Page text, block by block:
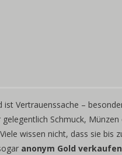
ist Vertrauenssache –
Schmuck,
wissen nicht, dass sie bis
anonym Gold verkaufen